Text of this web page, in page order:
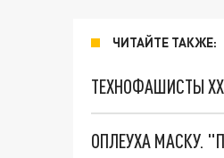
ЧИТАЙТЕ ТАКЖЕ:
ТЕХНОФАШИСТЫ
ОПЛЕУХА МАСКУ.